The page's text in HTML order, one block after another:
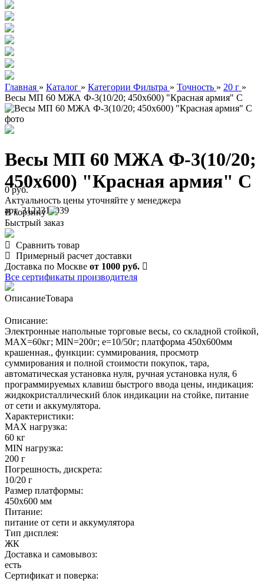
Главная » Каталог » Категории Фильтра » Точность » 20 г »
Весы МП 60 МЖА Ф-3(10/20; 450х600) "Красная армия" C
Весы МП 60 МЖА Ф-3(10/20;
450х600) "Красная армия" C
арт. 3122310039
0 руб.
Актуальность цены уточняйте у менеджера
В корзину
Быстрый заказ
Сравнить товар
Примерный расчет доставки
Доставка по Москве от 1000 руб.
Все сертификаты производителя
ОписаниеТовара
Описание:
Электронные напольные торговые весы, со складной стойкой,
MAX=60кг; MIN=200г; e=10/50г; платформа 450х600мм
крашенная., функции: суммирования, просмотр
суммирования и полной стоимости покупок, тара,
автоматическая установка нуля, ручная установка нуля, 6
программируемых клавиш быстрого ввода цены, индикация:
жидкокристаллический блок индикации на стойке, питание
от сети и аккумулятора.
Характеристики:
MAX нагрузка:
60 кг
MIN нагрузка:
200 г
Погрешность, дискрета:
10/20 г
Размер платформы:
450х600 мм
Питание:
питание от сети и аккумулятора
Тип дисплея:
ЖК
Доставка и самовывоз:
есть
Сертификат и поверка: